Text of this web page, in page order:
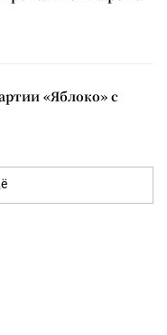
«Яблоко» с